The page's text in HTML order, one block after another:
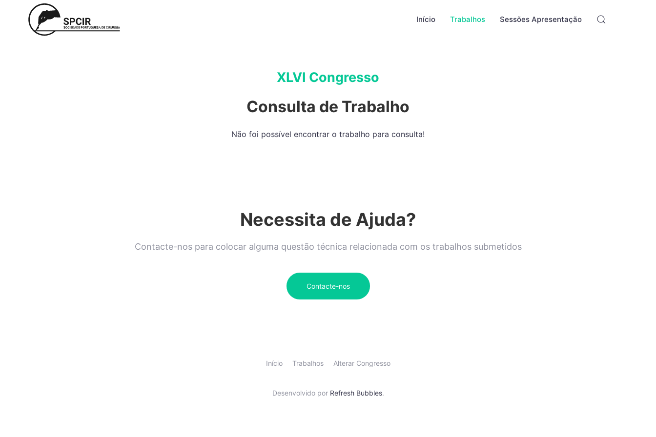
Início Trabalhos Sessões Apresentação
XLVI Congresso
Consulta de Trabalho
Não foi possível encontrar o trabalho para consulta!
Necessita de Ajuda?
Contacte-nos para colocar alguma questão técnica relacionada com os trabalhos submetidos
Contacte-nos
Início Trabalhos Alterar Congresso
Desenvolvido por Refresh Bubbles.